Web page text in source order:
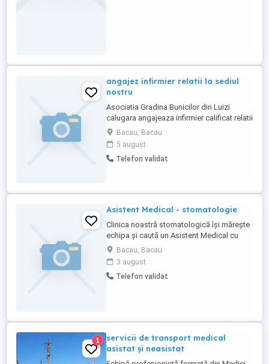
angajez infirmier relatii la sediul
nostru
Asociatia Gradina Bunicilor din Luizi
calugara angajeaza infirmier calificat relatii
la sediul asociatiei
Bacau, Bacau
5 august
Telefon validat
Asistent Medical - stomatologie
Clinica noastră stomatologică își mărește
echipa și caută un Asistent Medical cu
experiență, dedicat, organizat și orientat
către îngrijirea pacienților. Cerințe: Studii
de specialitate finalizate și drept de liberă
practică valabil; Experiență în cadrul unei
Bacau, Bacau
3 august
Telefon validat
1
servicii de transport medical
asistat și neasistat